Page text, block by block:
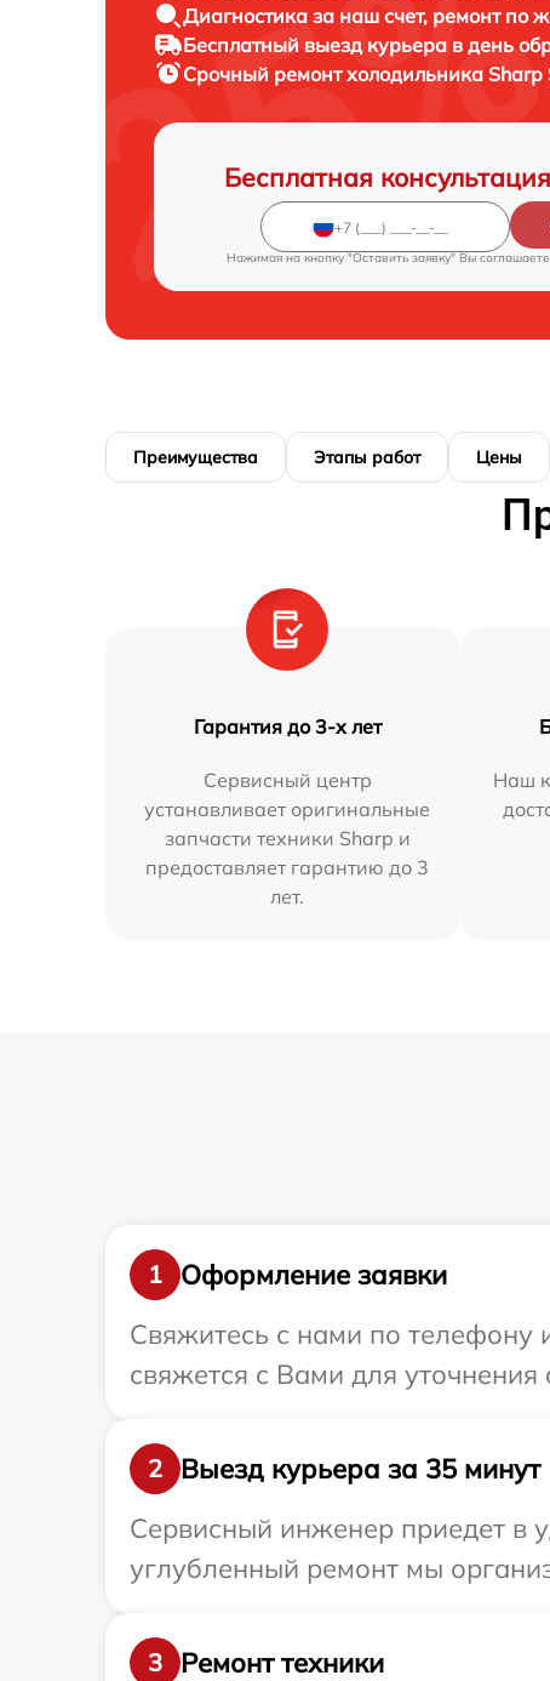
Диагностика за наш счет, ремонт по
Бесплатный выезд курьера в день
Срочный ремонтхолодильника Sharp
Бесплатная
Нажимая на кнопку "Оставить заявку" Вы
Преимущества Этапы работ Цены
Гарантия до 3-х лет
Сервисный центр
устанавливает оригинальные
запчасти техники Sharp и
предоставляет гарантию до 3
лет.
Наш
1
Оформление заявки
Свяжитесь с нами по телефону
свяжется с Вами для
2
Выезд курьера за 35 минут
Сервисный инженер приедет в
углубленный ремонт мы
3
Ремонт техники